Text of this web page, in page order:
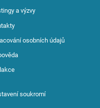
a výzvy
osobních údajů
soukromí